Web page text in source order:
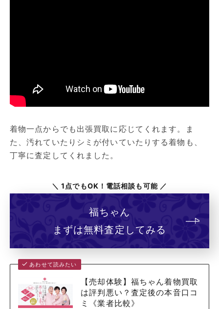
着物一点からでも出張買取に応じてくれます。ま
た、汚れていたりシミが付いていたりする着物も、
丁寧に査定してくれました。
＼ 1点でもOK！電話相談も可能 ／
福ちゃん
まずは無料査定してみる
あわせて読みたい
【売却体験】福ちゃん着物買取
は評判悪い？査定後の本音口コ
ミ《業者比較》